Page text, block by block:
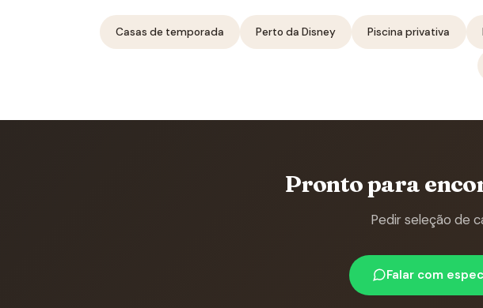
Casas de temporada Perto da Disney Piscina privativa
Pronto para
Pedir seleção de
Falar com